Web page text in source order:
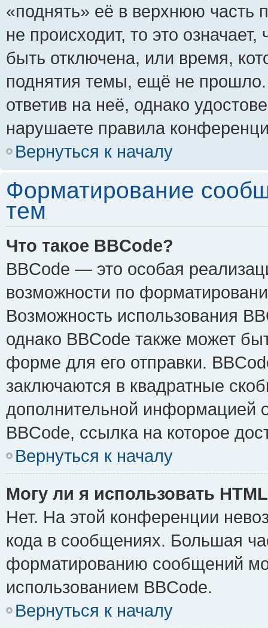
«поднять» её в верхнюю часть
не происходит, то это
быть отключена, или время,
поднятия темы, ещё не
ответив на неё, однако
нарушаете правила
Вернуться к началу
Форматирование
тем
Что такое BBCode?
BBCode — это особая
возможности по
Возможность использования
однако BBCode также может
форме для его отправки.
заключаются в квадратные
дополнительной информацией
BBCode, ссылка на которое
Вернуться к началу
Могу ли я использовать
Нет. На этой конференции
кода в сообщениях. Большая
форматированию сообщений
использованием BBCode.
Вернуться к началу